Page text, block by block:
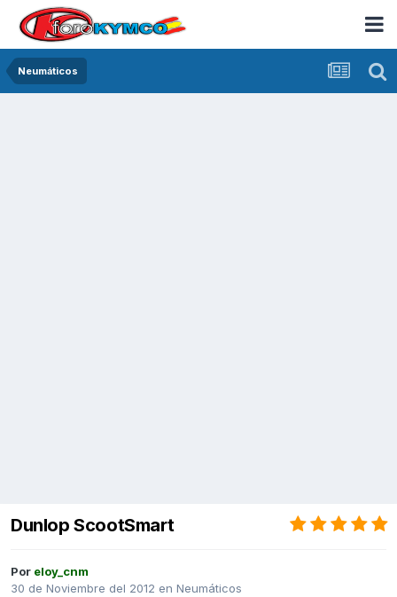
Neumáticos
Dunlop ScootSmart
Por eloy_cnm
30 de Noviembre del 2012 en Neumáticos